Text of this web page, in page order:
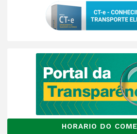
HORARIO DO